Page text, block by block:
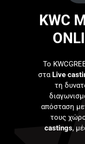
KWC
Το
στα Live
τη
απόσταση
τους
castings,